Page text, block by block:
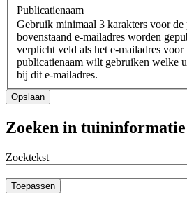
Publicatienaam
Gebruik minimaal 3 karakters voor de
bovenstaand e-mailadres worden
verplicht veld als het e-mailadres
publicatienaam wilt gebruiken welke
bij dit e-mailadres.
Heeft
u
een
tuin?
Opslaan
Zoeken in tuininformatie
Zoektekst
Toepassen